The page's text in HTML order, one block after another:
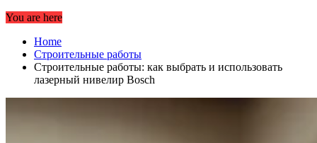
You are here
Home
Строительные работы
Строительные работы: как выбрать и использовать
лазерный нивелир Bosch